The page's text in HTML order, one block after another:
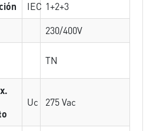
IEC 1+2+3
230/400V
TN
Uc 275 Vac